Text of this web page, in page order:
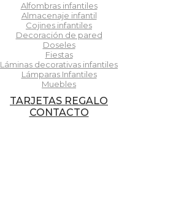
Alfombras infantiles
Almacenaje infantil
Cojines infantiles
Decoración de pared
Doseles
Fiestas
Láminas decorativas infantiles
Lámparas Infantiles
Muebles
TARJETAS REGALO
CONTACTO